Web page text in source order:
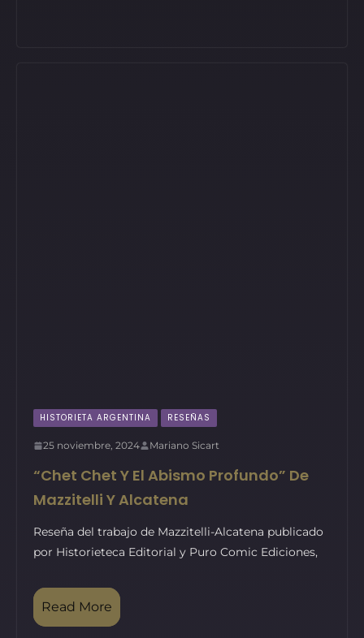
HISTORIETA ARGENTINA RESEÑAS
25 noviembre, 2024 Mariano Sicart
“Chet Chet Y El Abismo Profundo” De
Mazzitelli Y Alcatena
Reseña del trabajo de Mazzitelli-Alcatena publicado
por Historieteca Editorial y Puro Comic Ediciones,
Read More